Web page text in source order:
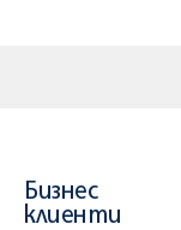
Бизнес
клиенти